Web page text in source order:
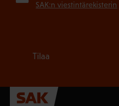
SAK:n viestintärekisterin
Tilaa